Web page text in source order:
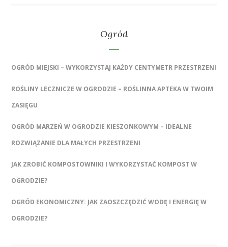
Ogród
OGRÓD MIEJSKI – WYKORZYSTAJ KAŻDY CENTYMETR PRZESTRZENI
ROŚLINY LECZNICZE W OGRODZIE – ROŚLINNA APTEKA W TWOIM
ZASIĘGU
OGRÓD MARZEŃ W OGRODZIE KIESZONKOWYM – IDEALNE
ROZWIĄZANIE DLA MAŁYCH PRZESTRZENI
JAK ZROBIĆ KOMPOSTOWNIKI I WYKORZYSTAĆ KOMPOST W
OGRODZIE?
OGRÓD EKONOMICZNY: JAK ZAOSZCZĘDZIĆ WODĘ I ENERGIĘ W
OGRODZIE?